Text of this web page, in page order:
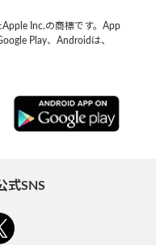
Inc.の商標です。App
Play、Androidは、
式SNS